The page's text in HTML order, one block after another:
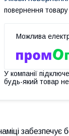
повернення
У компанії
будь-який товар
забезпечує